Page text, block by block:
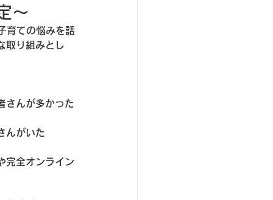
～
育ての悩みを話
取り組みとし
さんが多かった
んがいた
完全オンライン